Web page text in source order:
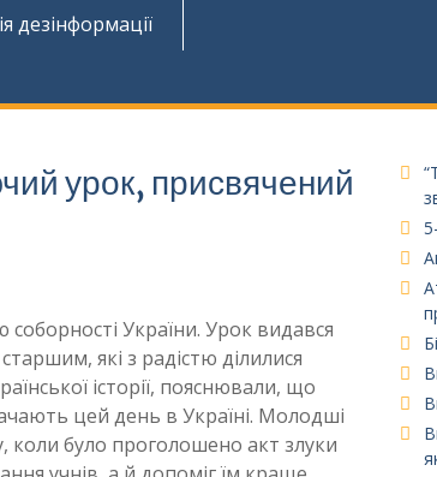
дезінформації
урок, присвячений
України. Урок видався
які з радістю ділилися
історії, пояснювали, що
цей день в Україні. Молодші
коли було проголошено акт злуки